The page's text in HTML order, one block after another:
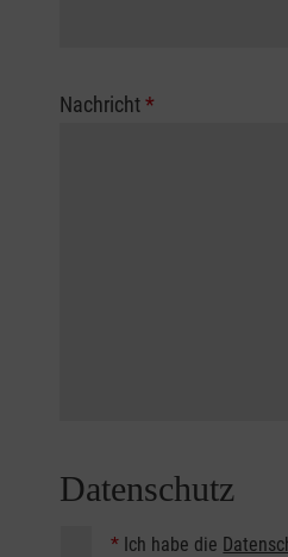
Nachricht*
Datenschutz
* Ich habe die